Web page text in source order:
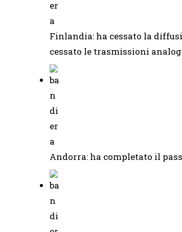
Finlandia: ha cessato la
cessato le trasmissioni
Andorra: ha completato il